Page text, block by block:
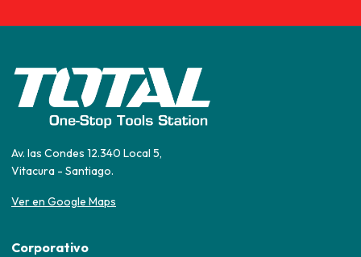
Av. las Condes 12.340 Local 5,
Vitacura - Santiago.
Ver en Google Maps
Corporativo